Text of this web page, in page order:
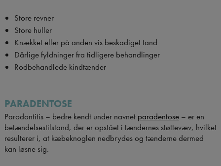
Store revner
Store huller
Knækket eller på anden vis beskadiget tand
Dårlige fyldninger fra tidligere behandlinger
Rodbehandlede kindtænder
PARADENTOSE
Parodontitis – bedre kendt under navnet paradentose– er en
betændelsestilstand, der er opstået i tændernes støttevæv, hvilket
resulterer i, at kæbeknoglen nedbrydes og tænderne dermed
kan løsne sig.